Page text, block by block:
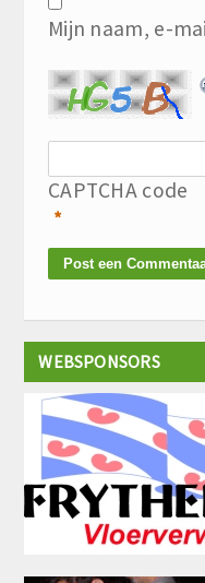
Mijn naam, e-
CAPTCHA code
*
WEBSPONSORS